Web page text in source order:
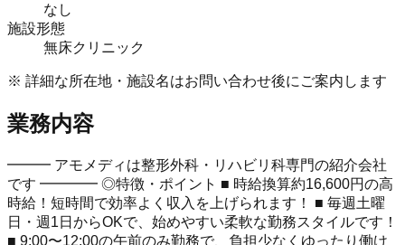
なし
施設形態
無床クリニック
※ 詳細な所在地・施設名はお問い合わせ後にご案内します
業務内容
━━━ アモメディは整形外科・リハビリ科専門の紹介会社
です ━━━━ ◎特徴・ポイント ■ 時給換算約16,600円の高
時給！短時間で効率よく収入を上げられます！ ■ 毎週土曜
日・週1日からOKで、始めやすい柔軟な勤務スタイルです！
■ 9:00〜12:00の午前のみ勤務で、負担少なくゆったり働け